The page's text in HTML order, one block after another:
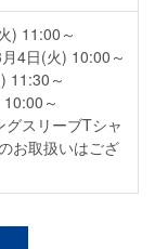
) 11:00～
4日(火) 10:00～
11:30～
～
スリーブTシャ
お取扱いはござ